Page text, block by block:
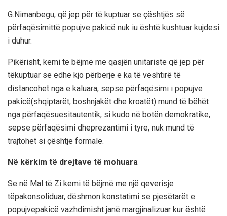
G.Nimanbegu, që jep për të kuptuar se çështjës së
përfaqësimittë popujve pakicë nuk iu është kushtuar kujdesi
i duhur.
Pikërisht, kemi të bëjmë me qasjën unitariste që jep për
tëkuptuar se edhe kjo përbërje e ka të vështirë të
distancohet nga e kaluara, sepse përfaqësimi i popujve
pakicë(shqiptarët, boshnjakët dhe kroatët) mund të bëhët
nga përfaqësuesitautentik, si kudo në botën demokratike,
sepse përfaqësimi dheprezantimi i tyre, nuk mund të
trajtohet si çështje formale.
Në kërkim të drejtave të mohuara
Se në Mal të Zi kemi të bëjmë me një qeverisje
tëpakonsoliduar, dëshmon konstatimi se pjesëtarët e
popujvepakicë vazhdimisht janë margjinalizuar kur është